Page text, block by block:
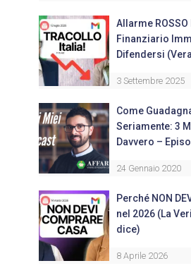
Allarme ROSSO
Finanziario
Difendersi
3 Settembre 2025
Come
Seriamente: 3
Davvero –
24 Gennaio 2020
Perché NON
nel 2026 (La
dice)
8 Aprile 2026